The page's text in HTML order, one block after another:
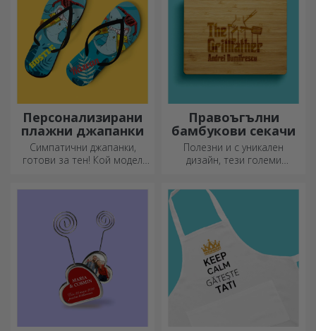
Персонализирани
плажни джапанки
Симпатични джапанки,
готови за тен! Кой модел
Правоъгълни
бамбукови секачи
Полезни и с уникален
дизайн, тези големи
апетитните деликатеси,
приготвени в кухнята.